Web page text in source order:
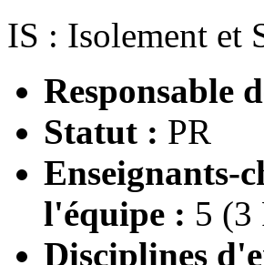
IS : Isolement et
Responsable
Statut : PR
Enseignants-
l'équipe : 5 (3
Disciplines